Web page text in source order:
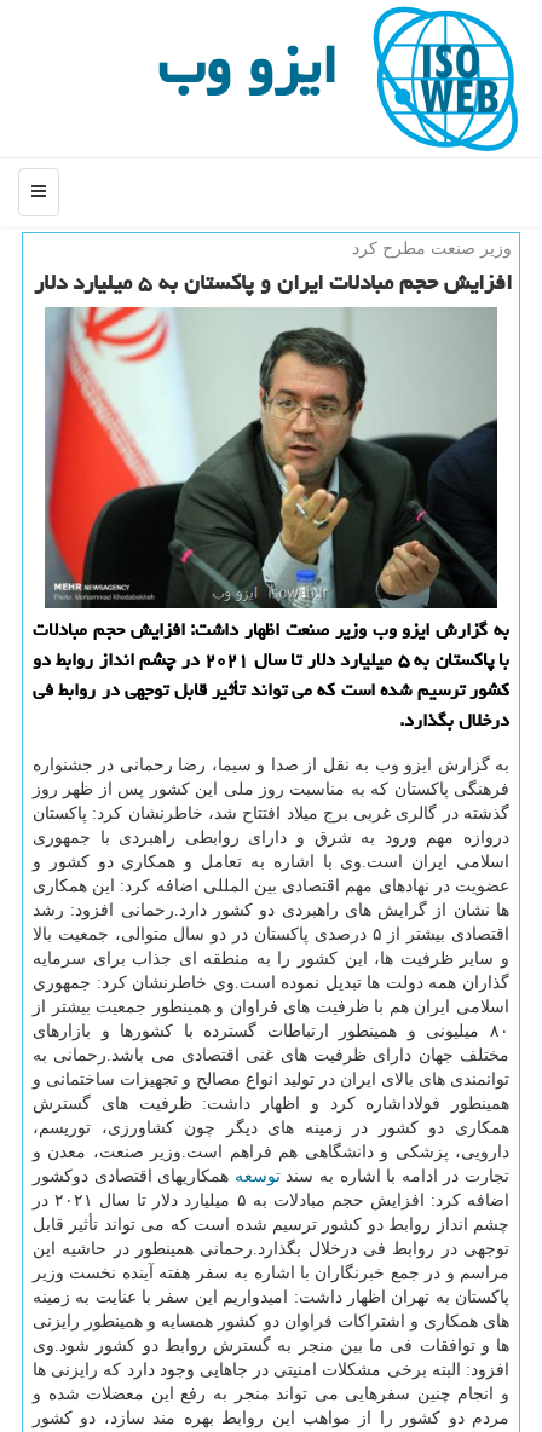
ایزو وب
منو
وزیر صنعت مطرح كرد
افزایش حجم مبادلات ایران و پاكستان به ۵ میلیارد دلار
به گزارش ایزو وب وزیر صنعت اظهار داشت: افزایش حجم مبادلات
با پاكستان به ۵ میلیارد دلار تا سال ۲۰۲۱ در چشم انداز روابط دو
كشور ترسیم شده است كه می تواند تأثیر قابل توجهی در روابط فی
درخلال بگذارد.
به گزارش ایزو وب به نقل از صدا و سیما، رضا رحمانی در جشنواره
فرهنگی پاكستان كه به مناسبت روز ملی این كشور پس از ظهر روز
گذشته در گالری غربی برج میلاد افتتاح شد، خاطرنشان كرد: پاكستان
دروازه مهم ورود به شرق و دارای روابطی راهبردی با جمهوری
اسلامی ایران است.وی با اشاره به تعامل و همكاری دو كشور و
عضویت در نهادهای مهم اقتصادی بین المللی اضافه كرد: این همكاری
ها نشان از گرایش های راهبردی دو كشور دارد.رحمانی افزود: رشد
اقتصادی بیشتر از ۵ درصدی پاكستان در دو سال متوالی، جمعیت بالا
و سایر ظرفیت ها، این كشور را به منطقه ای جذاب برای سرمایه
گذاران همه دولت ها تبدیل نموده است.وی خاطرنشان كرد: جمهوری
اسلامی ایران هم با ظرفیت های فراوان و همینطور جمعیت بیشتر از
۸۰ میلیونی و همینطور ارتباطات گسترده با كشورها و بازارهای
مختلف جهان دارای ظرفیت های غنی اقتصادی می باشد.رحمانی به
توانمندی های بالای ایران در تولید انواع مصالح و تجهیزات ساختمانی و
همینطور فولاداشاره كرد و اظهار داشت: ظرفیت های گسترش
همكاری دو كشور در زمینه های دیگر چون كشاورزی، توریسم،
دارویی، پزشكی و دانشگاهی هم فراهم است.وزیر صنعت، معدن و
تجارت در ادامه با اشاره به سندتوسعه همكاریهای اقتصادی دوكشور
اضافه كرد: افزایش حجم مبادلات به ۵ میلیارد دلار تا سال ۲۰۲۱ در
چشم انداز روابط دو كشور ترسیم شده است كه می تواند تأثیر قابل
توجهی در روابط فی درخلال بگذارد.رحمانی همینطور در حاشیه این
مراسم و در جمع خبرنگاران با اشاره به سفر هفته آینده نخست وزیر
پاكستان به تهران اظهار داشت: امیدواریم این سفر با عنایت به زمینه
های همكاری و اشتراكات فراوان دو كشور همسایه و همینطور رایزنی
ها و توافقات فی ما بین منجر به گسترش روابط دو كشور شود.وی
افزود: البته برخی مشكلات امنیتی در جاهایی وجود دارد كه رایزنی ها
و انجام چنین سفرهایی می تواند منجر به رفع این معضلات شده و
مردم دو كشور را از مواهب این روابط بهره مند سازد، دو كشور